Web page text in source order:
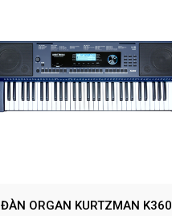
ĐÀN ORGAN KURTZMAN K360